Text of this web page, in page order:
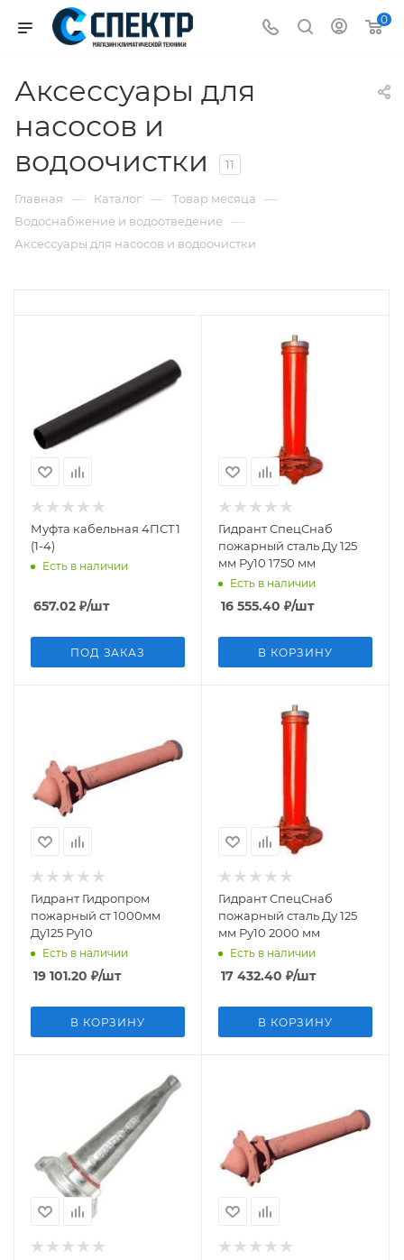
0
Аксессуары для
насосов и
водоочистки
11
Главная — Каталог — Товар месяца —
Водоснабжение и водоотведение —
Аксессуары для насосов и водоочистки
Муфта кабельная 4ПСТ1
(1-4)
Есть в наличии
657.02 ₽/шт
ПОД ЗАКАЗ
Гидрант СпецСнаб
пожарный сталь Ду 125
мм Ру10 1750 мм
Есть в наличии
16 555.40 ₽/шт
В КОРЗИНУ
Гидрант Гидропром
пожарный ст 1000мм
Ду125 Ру10
Есть в наличии
19 101.20 ₽/шт
В КОРЗИНУ
Гидрант СпецСнаб
пожарный сталь Ду 125
мм Ру10 2000 мм
Есть в наличии
17 432.40 ₽/шт
В КОРЗИНУ